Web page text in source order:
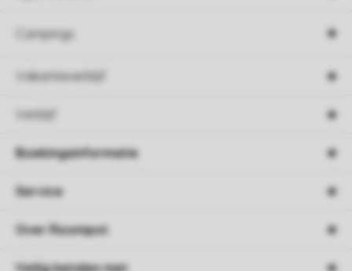
Campings
Vakantieverblijf
Verblijf
Boekingsinformatie
Service
Over Roompot
Veilig betalen met